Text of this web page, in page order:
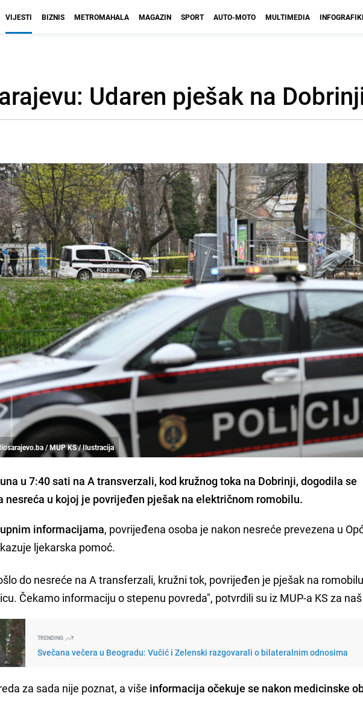
VIJESTI BIZNIS METROMAHALA MAGAZIN SPORT AUTO-MOTO MULTIMEDIA
Udaren pješak na
/ MUP KS / Ilustracija
u 7:40 sati na A transverzali, kod kružnog toka na Dobrinji, dogodila se
nesreća u kojoj je povrijeđen pješak na električnom romobilu.
informacijama, povrijeđena osoba je nakon nesreće prevezena u
ljekarska pomoć.
do nesreće na A transferzali, kružni tok, povrijeđen je pješak na
Čekamo informaciju o stepenu povreda", potvrdili su iz MUP-a KS za
TRENDING
Svečana večera u Beogradu: Vučić i Zelenski razgovarali o bilateralnim odnosima
za sada nije poznat, a više informacija očekuje se nakon medicinske